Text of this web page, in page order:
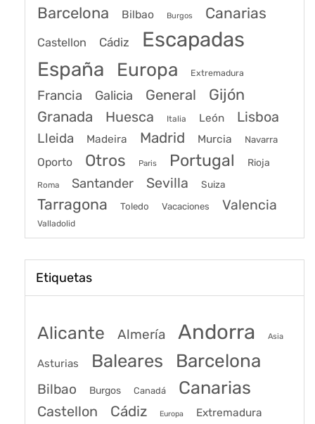
Barcelona Bilbao Burgos Canarias
Castellon Cádiz Escapadas
España Europa Extremadura
Francia Galicia General Gijón
Granada Huesca Italia León Lisboa
Lleida Madeira Madrid Murcia Navarra
Oporto Otros Paris Portugal Rioja
Roma Santander Sevilla Suiza
Tarragona Toledo Vacaciones Valencia
Valladolid
Etiquetas
Alicante Almería Andorra Asia
Asturias Baleares Barcelona
Bilbao Burgos Canadá Canarias
Castellon Cádiz Europa Extremadura